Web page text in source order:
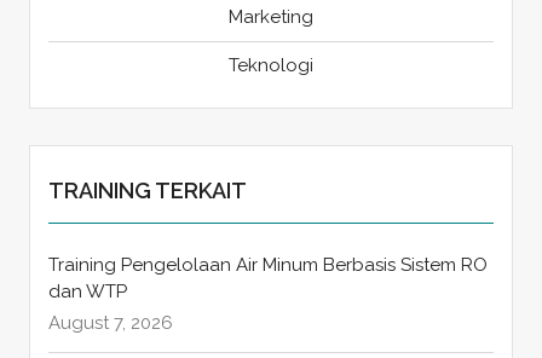
Marketing
Teknologi
TRAINING TERKAIT
Training Pengelolaan Air Minum Berbasis Sistem RO
dan WTP
August 7, 2026